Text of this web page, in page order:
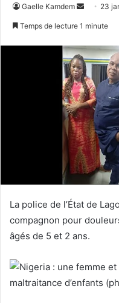
Gaelle Kamdem
Envoyer
23
Temps de lecture 1 minute
La police de l’État de
compagnon pour
âgés de 5 et 2 ans.